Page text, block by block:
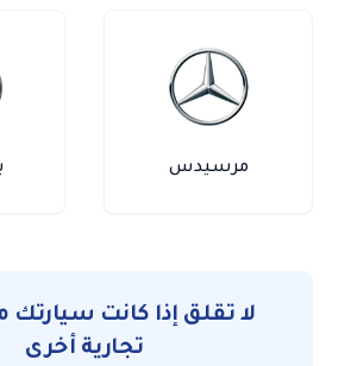
مرسيدس
لا تقلق إذا كانت سيارتك
تجارية أخرى